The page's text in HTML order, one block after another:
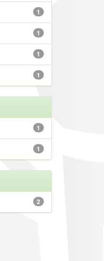
1
1
1
1
1
1
2